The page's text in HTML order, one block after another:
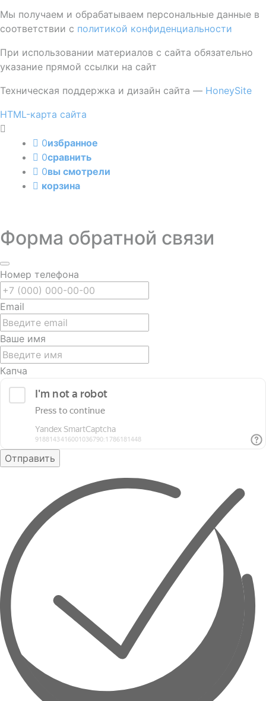
Мы получаем и обрабатываем персональные данные в
соответствии с политикой конфиденциальности
При использовании материалов с сайта обязательно
указание прямой ссылки на сайт
Техническая поддержка и дизайн сайта — HoneySite
HTML-карта сайта
0избранное
0сравнить
0вы смотрели
корзина
Форма обратной связи
Номер телефона
Email
Ваше имя
Капча
Отправить